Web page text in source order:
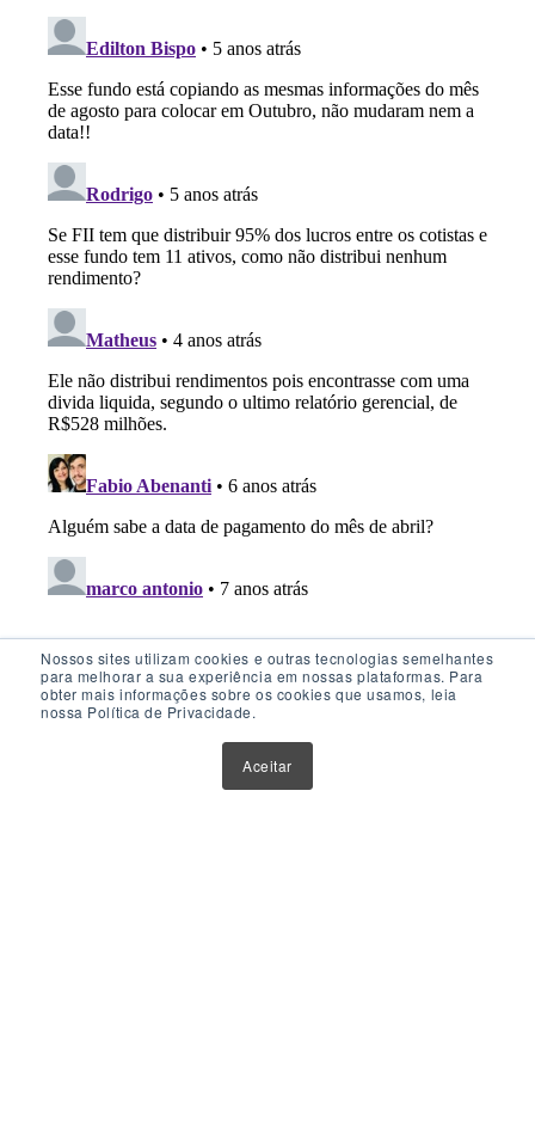
Nossos sites utilizam cookies e outras tecnologias semelhantes
para melhorar a sua experiência em nossas plataformas. Para
obter mais informações sobre os cookies que usamos, leia
nossa Política de Privacidade.
Aceitar
Acesso Rápido